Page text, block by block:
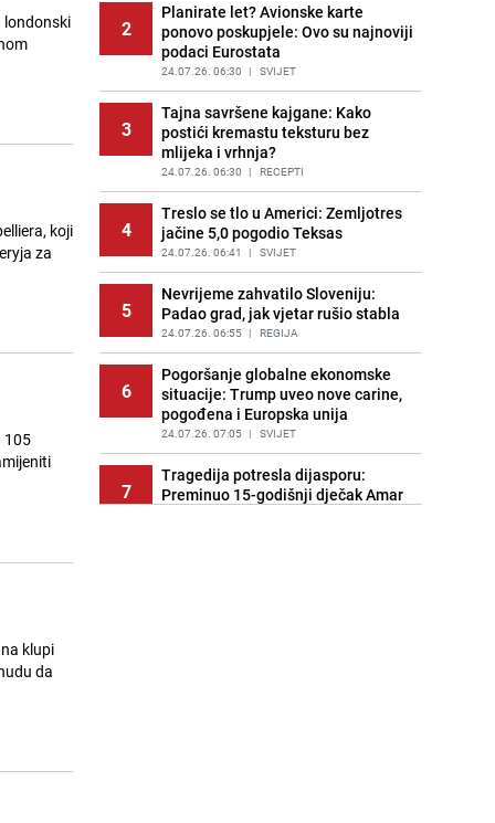
londonski
koji
za
105
klupi
da
13
Kako izgleda travnjak stadiona
Koševo nakon tri koncerta Dine
Merlina
PRIJE 2 DANA | FOTO
14
Tajna savršenog makedonskog
ajvara: Stari recept za kremast i
bogat okus
PRIJE 1 DAN | RECEPTI
15
Ogromna potrošnja vode u dijelu
BiH: Inspektori krenuli u kontrole,
slijede kazne
PRIJE 2 DANA | BOSNA I HERCEGOVINA
2
Planirate let? Avionske karte
ponovo poskupjele: Ovo su najnoviji
podaci Eurostata
24.07.26. 06:30 | SVIJET
3
Tajna savršene kajgane: Kako
postići kremastu teksturu bez
mlijeka i vrhnja?
24.07.26. 06:30 | RECEPTI
4
Treslo se tlo u Americi: Zemljotres
jačine 5,0 pogodio Teksas
24.07.26. 06:41 | SVIJET
5
Nevrijeme zahvatilo Sloveniju:
Padao grad, jak vjetar rušio stabla
24.07.26. 06:55 | REGIJA
6
Pogoršanje globalne ekonomske
situacije: Trump uveo nove carine,
pogođena i Europska unija
24.07.26. 07:05 | SVIJET
7
Tragedija potresla dijasporu:
Preminuo 15-godišnji dječak Amar